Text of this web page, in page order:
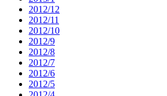
2012/12
2012/11
2012/10
2012/9
2012/8
2012/7
2012/6
2012/5